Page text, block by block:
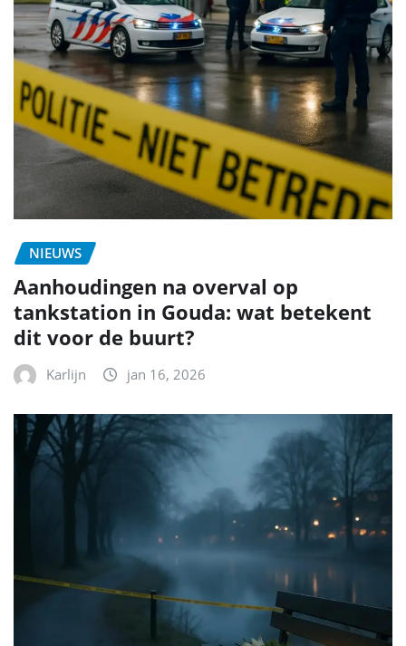
NIEUWS
Aanhoudingen na overval op
tankstation in Gouda: wat betekent
dit voor de buurt?
Karlijn jan 16, 2026